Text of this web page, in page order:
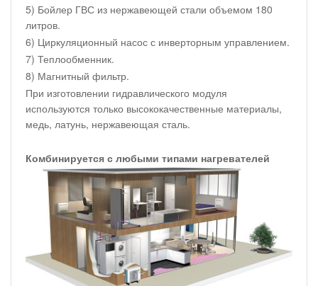
5) Бойлер ГВС из нержавеющей стали объемом 180
литров.
6) Циркуляционный насос с инверторным управлением.
7) Теплообменник.
8) Магнитный фильтр.
При изготовлении гидравлического модуля
используются только высококачественные материалы,
медь, латунь, нержавеющая сталь.
Комбинируется с любыми типами нагревателей